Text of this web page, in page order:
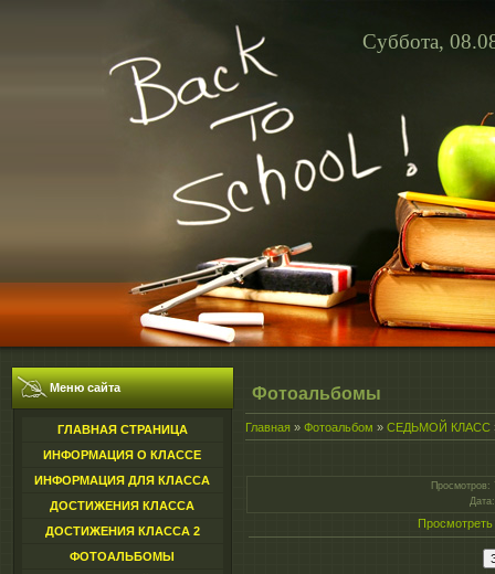
Суббота,
Меню сайта
ГЛАВНАЯ СТРАНИЦА
ИНФОРМАЦИЯ О КЛАССЕ
ИНФОРМАЦИЯ ДЛЯ КЛАССА
ДОСТИЖЕНИЯ КЛАССА
ДОСТИЖЕНИЯ КЛАССА 2
ФОТОАЛЬБОМЫ
Фотоальбомы
Главная » Фотоальбом » СЕДЬМОЙ КЛАСС
Просмотров:
Дата